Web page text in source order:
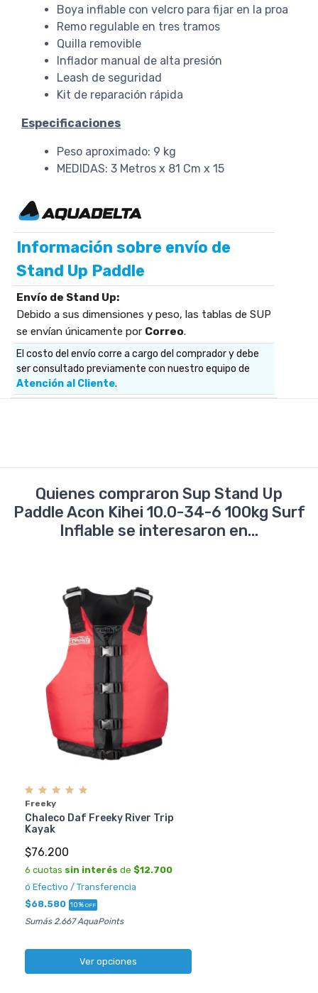
Boya inflable con velcro para fijar en la proa
Remo regulable en tres tramos
Quilla removible
Inflador manual de alta presión
Leash de seguridad
Kit de reparación rápida
Especificaciones
Peso aproximado: 9 kg
MEDIDAS: 3 Metros x 81 Cm x 15
Información sobre envío de
Stand Up Paddle
Envío de Stand Up:
Debido a sus dimensiones y peso, las tablas de SUP
se envían únicamente por Correo.
El costo del envío corre a cargo del comprador y debe
ser consultado previamente con nuestro equipo de
Atención al Cliente.
Quienes compraron Sup Stand Up
Paddle Acon Kihei 10.0-34-6 100kg Surf
Inflable se interesaron en...
Freeky
Chaleco Daf Freeky River Trip
Kayak
$76.200
6 cuotas sin interés de $12.700
ó Efectivo / Transferencia
$68.580 10% OFF
Sumás 2.667 AquaPoints
Ver opciones